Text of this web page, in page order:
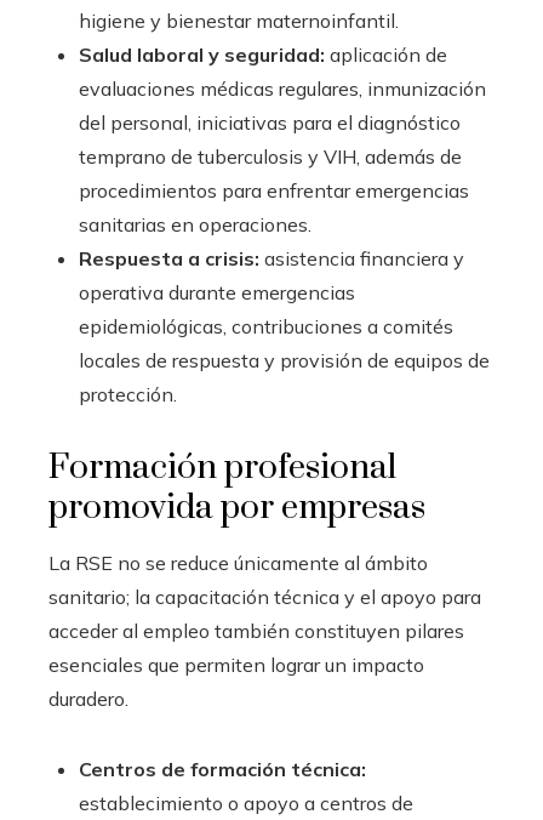
higiene y bienestar maternoinfantil.
Salud laboral y seguridad: aplicación de
evaluaciones médicas regulares, inmunización
del personal, iniciativas para el diagnóstico
temprano de tuberculosis y VIH, además de
procedimientos para enfrentar emergencias
sanitarias en operaciones.
Respuesta a crisis: asistencia financiera y
operativa durante emergencias
epidemiológicas, contribuciones a comités
locales de respuesta y provisión de equipos de
protección.
Formación profesional
promovida por empresas
La RSE no se reduce únicamente al ámbito
sanitario; la capacitación técnica y el apoyo para
acceder al empleo también constituyen pilares
esenciales que permiten lograr un impacto
duradero.
Centros de formación técnica:
establecimiento o apoyo a centros de